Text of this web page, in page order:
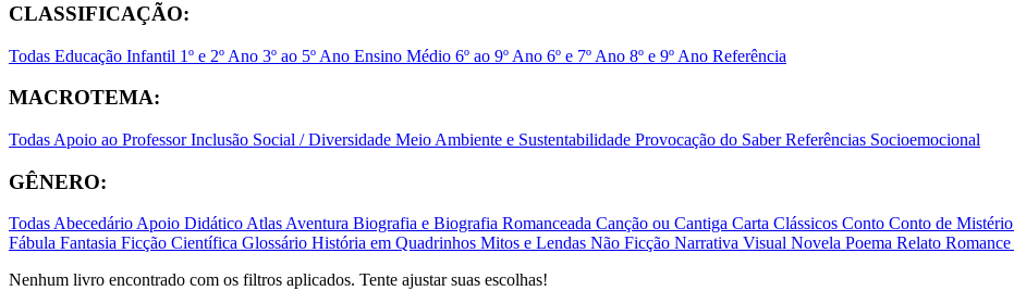
CLASSIFICAÇÃO:
Todas Educação Infantil 1º e 2º Ano 3º ao 5º Ano Ensino Médio 6º ao 9º Ano 6º e 7º Ano 8º e 9º Ano Referência
MACROTEMA:
Todas Apoio ao ProfessorInclusão Social / Diversidade Meio Ambiente e Sustentabilidade Provocação do SaberReferências Socioemocional
GÊNERO:
TodasAbecedárioApoio DidáticoAtlasAventura Biografia e Biografia Romanceada Canção ou Cantiga Carta Clássicos Conto Conto de Mistério
Fábula Fantasia Ficção Científica Glossário História em Quadrinhos Mitos e Lendas Não Ficção Narrativa Visual Novela Poema Relato Romance
Nenhum livro encontrado com os filtros aplicados. Tente ajustar suas escolhas!